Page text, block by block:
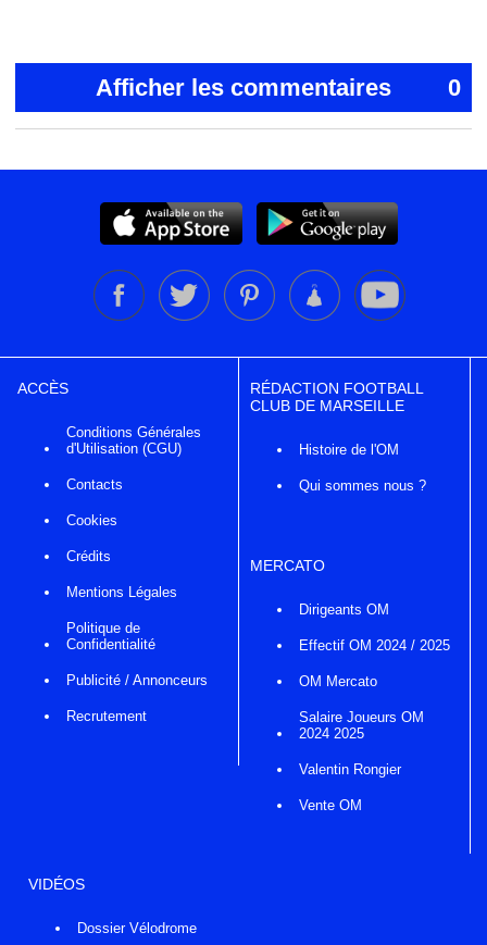
Afficher les commentaires 0
ACCÈS
Conditions Générales
d'Utilisation (CGU)
Contacts
Cookies
Crédits
Mentions Légales
Politique de
Confidentialité
Publicité / Annonceurs
Recrutement
RÉDACTION FOOTBALL
CLUB DE MARSEILLE
Histoire de l'OM
Qui sommes nous ?
MERCATO
Dirigeants OM
Effectif OM 2024 / 2025
OM Mercato
Salaire Joueurs OM
2024 2025
Valentin Rongier
Vente OM
VIDÉOS
Dossier Vélodrome